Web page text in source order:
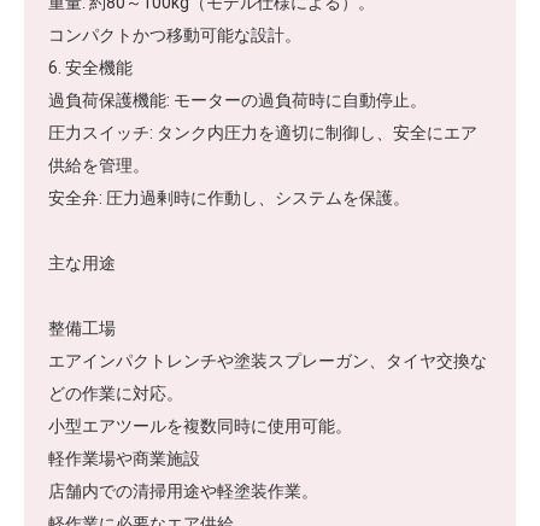
コンパクトかつ移動可能な設計。
6. 安全機能
過負荷保護機能: モーターの過負荷時に自動停止。
圧力スイッチ: タンク内圧力を適切に制御し、安全にエア
供給を管理。
安全弁: 圧力過剰時に作動し、システムを保護。
主な用途
整備工場
エアインパクトレンチや塗装スプレーガン、タイヤ交換な
どの作業に対応。
小型エアツールを複数同時に使用可能。
軽作業場や商業施設
店舗内での清掃用途や軽塗装作業。